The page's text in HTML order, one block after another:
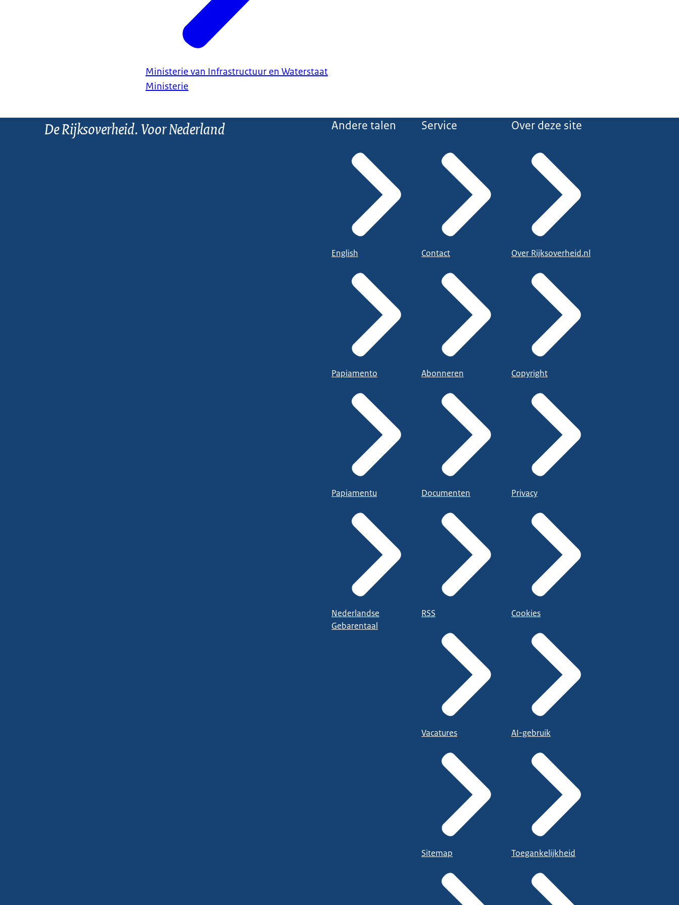
Ministerie van Infrastructuur en Waterstaat
Ministerie
De Rijksoverheid. Voor Nederland Andere talen
English
Papiamento
Papiamentu
Nederlandse
Gebarentaal
Service
Contact
Abonneren
Documenten
RSS
Vacatures
Sitemap
Over deze site
Over Rijksoverheid.nl
Copyright
Privacy
Cookies
AI-gebruik
Toegankelijkheid